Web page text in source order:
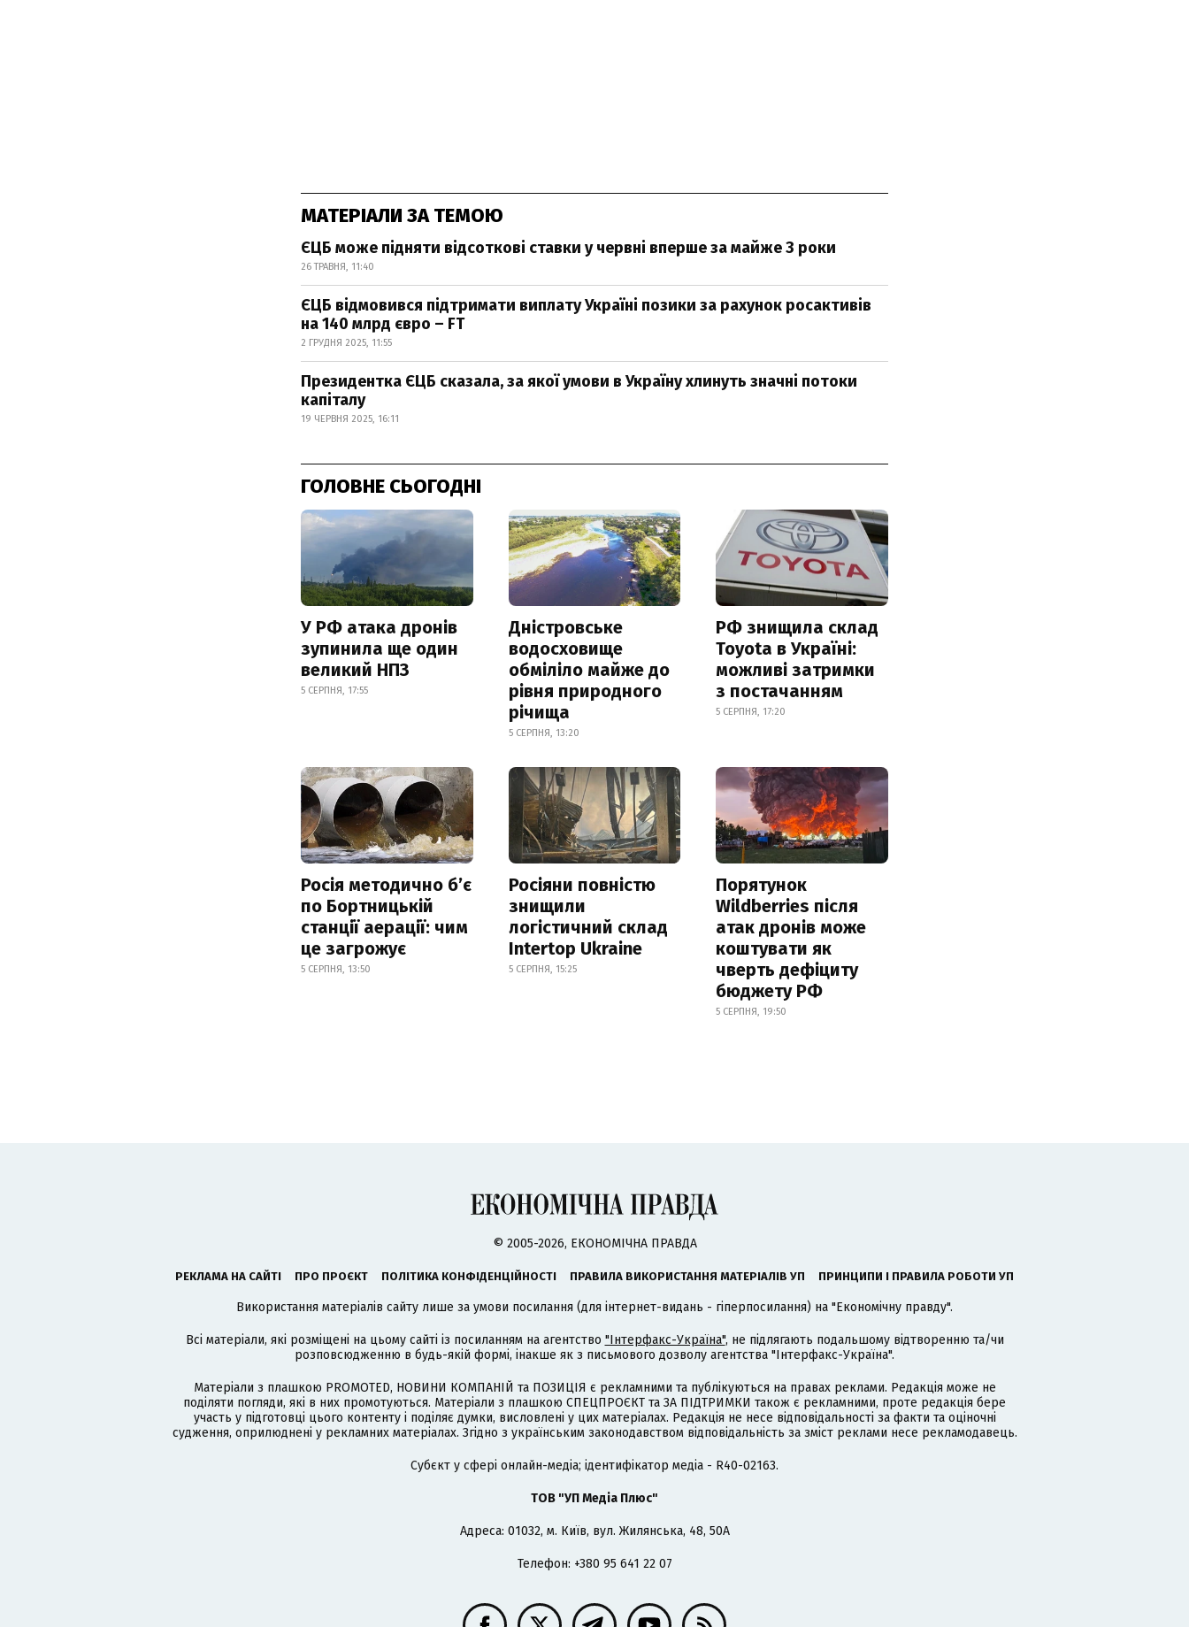
МАТЕРІАЛИ ЗА ТЕМОЮ
ЄЦБ може підняти відсоткові ставки у червні вперше за майже 3 роки
26 ТРАВНЯ, 11:40
ЄЦБ відмовився підтримати виплату Україні позики за рахунок росактивів
на 140 млрд євро – FT
2 ГРУДНЯ 2025, 11:55
Президентка ЄЦБ сказала, за якої умови в Україну хлинуть значні потоки
капіталу
19 ЧЕРВНЯ 2025, 16:11
ГОЛОВНЕ СЬОГОДНІ
У РФ атака дронів
зупинила ще один
великий НПЗ
5 СЕРПНЯ, 17:55
Дністровське
водосховище
обміліло майже до
рівня природного
річища
5 СЕРПНЯ, 13:20
РФ знищила склад
Toyota в Україні:
можливі затримки
з постачанням
5 СЕРПНЯ, 17:20
Росія методично б’є
по Бортницькій
станції аерації: чим
це загрожує
5 СЕРПНЯ, 13:50
Росіяни повністю
знищили
логістичний склад
Intertop Ukraine
5 СЕРПНЯ, 15:25
Порятунок
Wildberries після
атак дронів може
коштувати як
чверть дефіциту
бюджету РФ
5 СЕРПНЯ, 19:50
© 2005-2026, ЕКОНОМІЧНА ПРАВДА
РЕКЛАМА НА САЙТІ ПРО ПРОЄКТ ПОЛІТИКА КОНФІДЕНЦІЙНОСТІ ПРАВИЛА ВИКОРИСТАННЯ МАТЕРІАЛІВ УП ПРИНЦИПИ І ПРАВИЛА РОБОТИ УП
Використання матеріалів сайту лише за умови посилання (для інтернет-видань - гіперпосилання) на "Економічну правду".
Всі матеріали, які розміщені на цьому сайті із посиланням на агентство "Інтерфакс-Україна", не підлягають подальшому відтворенню та/чи
розповсюдженню в будь-якій формі, інакше як з письмового дозволу агентства "Інтерфакс-Україна".
Матеріали з плашкою PROMOTED, НОВИНИ КОМПАНІЙ та ПОЗИЦІЯ є рекламними та публікуються на правах реклами. Редакція може не
поділяти погляди, які в них промотуються. Матеріали з плашкою СПЕЦПРОЄКТ та ЗА ПІДТРИМКИ також є рекламними, проте редакція бере
участь у підготовці цього контенту і поділяє думки, висловлені у цих матеріалах. Редакція не несе відповідальності за факти та оціночні
судження, оприлюднені у рекламних матеріалах. Згідно з українським законодавством відповідальність за зміст реклами несе рекламодавець.
Cубєкт у сфері онлайн-медіа; ідентифікатор медіа - R40-02163.
ТОВ "УП Медіа Плюс"
Адреса: 01032, м. Київ, вул. Жилянська, 48, 50А
Телефон: +380 95 641 22 07